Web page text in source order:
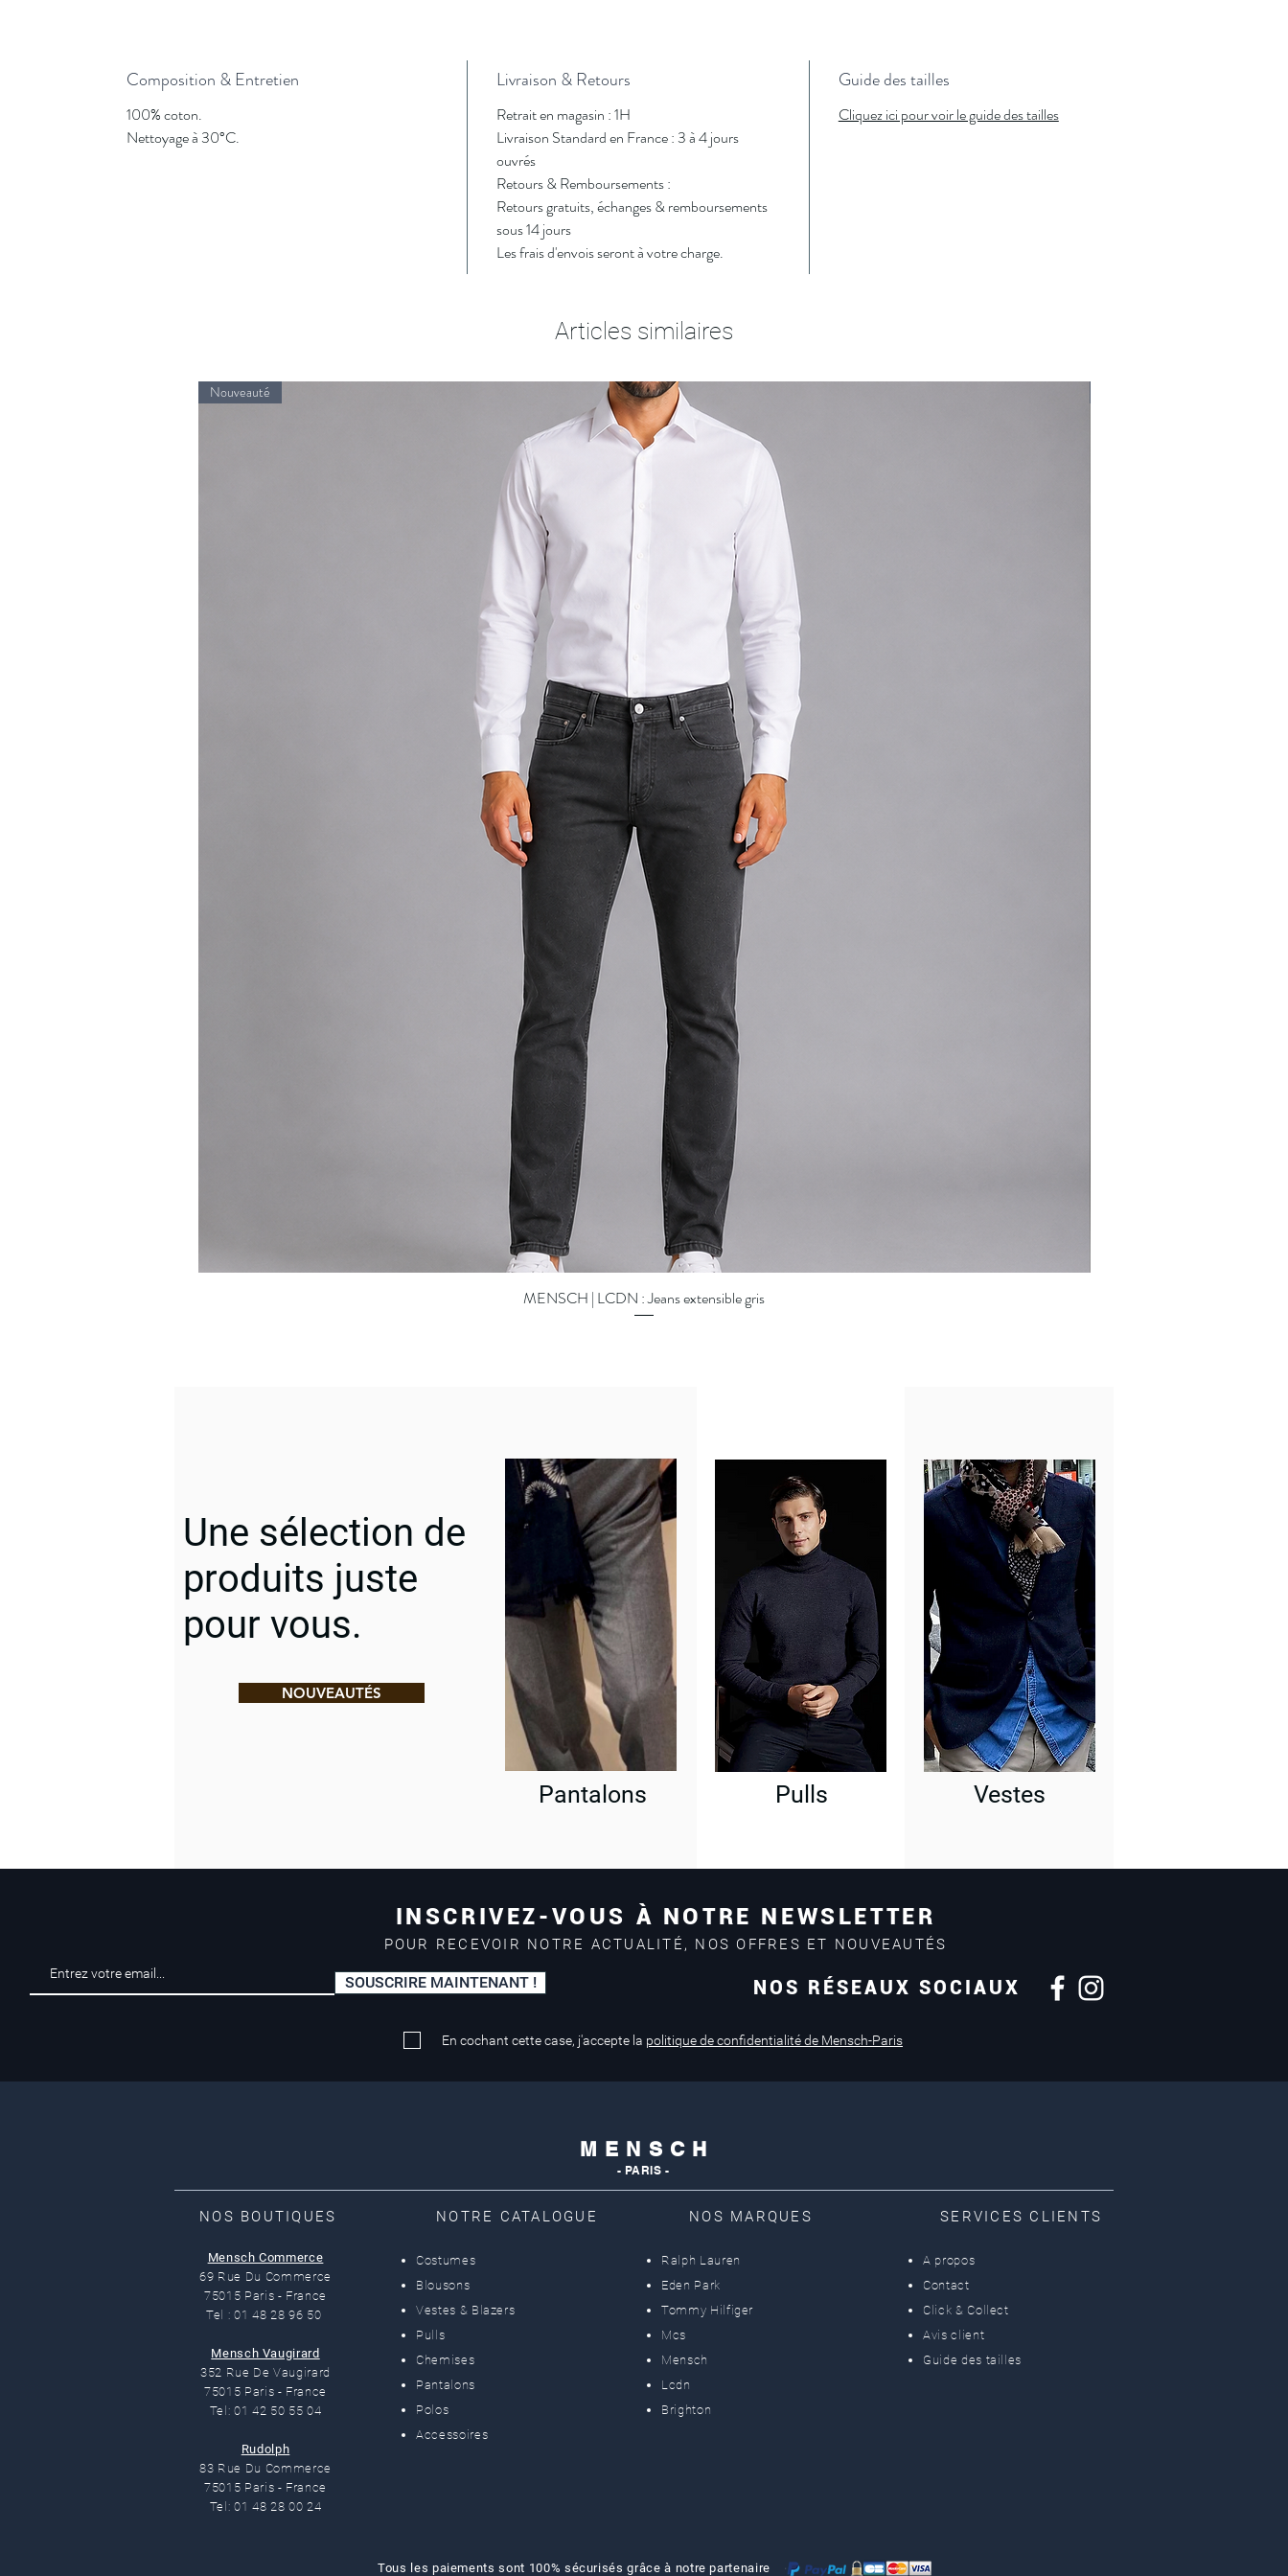
avec un costume pour un look formel
ouvertes sur un t-shirt pour une allure plus
Composition & Entretien
100% coton.
Nettoyage à 30°C.
Livraison & Retours
Retrait en magasin : 1H
Livraison Standard en France : 3 à 4 jours
ouvrés
Retours & Remboursements :
Retours gratuits, échanges & remboursements
sous 14 jours
Les frais d'envois seront à votre charge.
Guide des tailles
Cliquez ici pour voir le guide des tailles
Articles similaires
Aperçu rapide
Nouveauté
MENSCH | LCDN : Jeans extensible gris
Une sélection de
produits juste
pour vous.
NOUVEAUTÉS
Pantalons Pulls Vestes
Mastercard, Visa
en magasin
INSCRIVEZ-VOUS À NOTRE NEWSLETTER
POUR RECEVOIR NOTRE ACTUALITÉ, NOS OFFRES ET NOUVEAUTÉS
SOUSCRIRE MAINTENANT ! NOS RÉSEAUX SOCIAUX
En cochant cette case, j'accepte la politique de confidentialité de Mensch-Paris
M E N S C H
- PARIS -
NOS BOUTIQUES
Mensch Commerce
69 Rue Du Commerce
75015 Paris - France
Tel : 01 48 28 96 50
Mensch Vaugirard
352 Rue De Vaugirard
75015 Paris - France
Tel: 01 42 50 55 04
Rudolph
83 Rue Du Commerce
75015 Paris - France
Tel: 01 48 28 00 24
NOTRE CATALOGUE
Costumes
Blousons
Vestes & Blazers
Pulls
Chemises
Pantalons
Polos
Accessoires
NOS MARQUES
Ralph Lauren
Eden Park
Tommy Hilfiger
Mcs
Mensch
Lcdn
Brighton
SERVICES CLIENTS
A propos
Contact
Click & Collect
Avis client
Guide des tailles
Tous les paiements sont 100% sécurisés grâce à notre partenaire